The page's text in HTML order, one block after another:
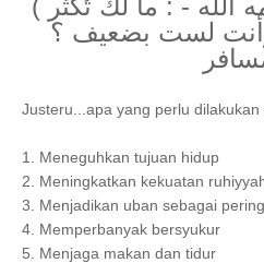
( قيل للشافعي - رحمه الله - : ما لَكَ تُكثر
لست بضعيف ؟
Justeru...apa yang perlu dilakukan
1. Meneguhkan tujuan hidup
2. Meningkatkan kekuatan
3. Menjadikan uban sebagai
4. Memperbanyak bersyukur
5. Menjaga makan dan tidur